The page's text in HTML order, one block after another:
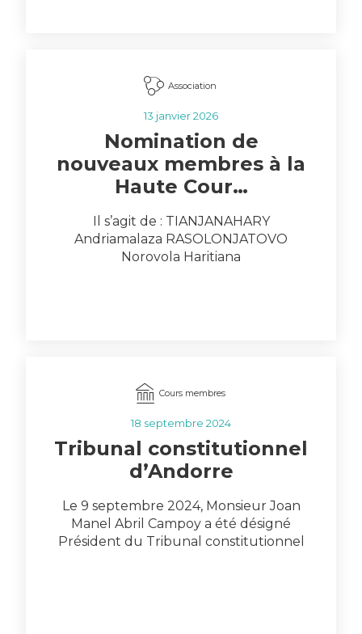
Association
13 janvier 2026
Nomination de
nouveaux membres à la
Haute Cour…
Il s’agit de : TIANJANAHARY
Andriamalaza RASOLONJATOVO
Norovola Haritiana
Cours membres
18 septembre 2024
Tribunal constitutionnel
d’Andorre
Le 9 septembre 2024, Monsieur Joan
Manel Abril Campoy a été désigné
Président du Tribunal constitutionnel